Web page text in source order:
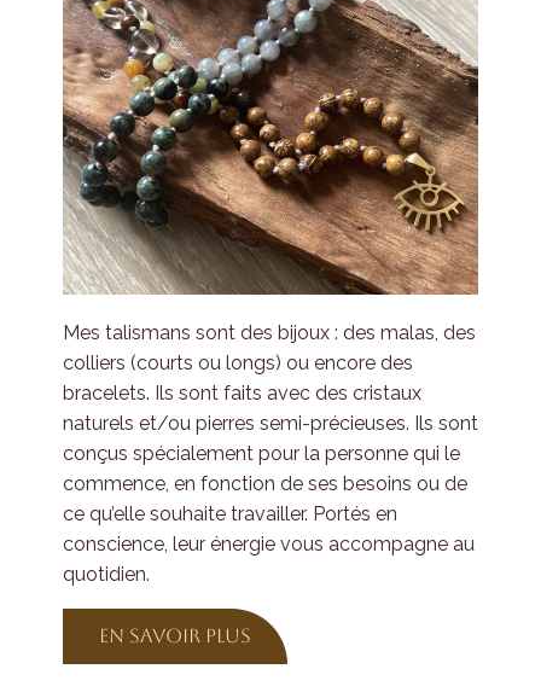
Mes talismans sont des bijoux : des malas, des
colliers (courts ou longs) ou encore des
bracelets. Ils sont faits avec des cristaux
naturels et/ou pierres semi-précieuses. Ils sont
conçus spécialement pour la personne qui le
commence, en fonction de ses besoins ou de
ce qu’elle souhaite travailler. Portés en
conscience, leur énergie vous accompagne au
quotidien.
en savoir plus